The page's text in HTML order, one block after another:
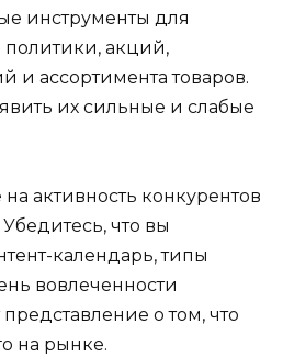
инструменты для
политики, акций,
и ассортимента товаров.
их сильные и слабые
активность конкурентов
что вы
календарь, типы
вовлеченности
о том, что
на рынке.